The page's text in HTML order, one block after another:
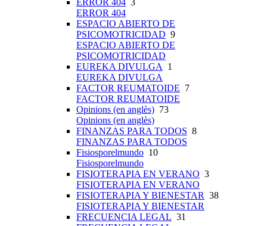
ERROR 404 3
ERROR 404
ESPACIO ABIERTO DE
PSICOMOTRICIDAD 9
ESPACIO ABIERTO DE
PSICOMOTRICIDAD
EUREKA DIVULGA
1
EUREKA DIVULGA
FACTOR REUMATOIDE 7
FACTOR REUMATOIDE
Opinions (en anglès) 73
Opinions (en anglès)
FINANZAS PARA TODOS 8
FINANZAS PARA TODOS
Fisiosporelmundo 10
Fisiosporelmundo
FISIOTERAPIA EN VERANO 3
FISIOTERAPIA EN VERANO
FISIOTERAPIA Y BIENESTAR 38
FISIOTERAPIA Y BIENESTAR
FRECUENCIA LEGAL 31